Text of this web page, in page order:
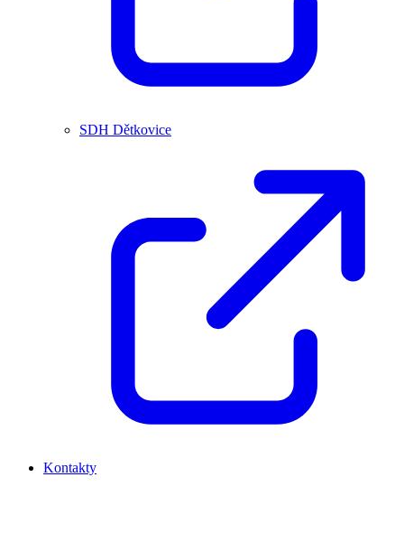
SDH Dětkovice
Kontakty